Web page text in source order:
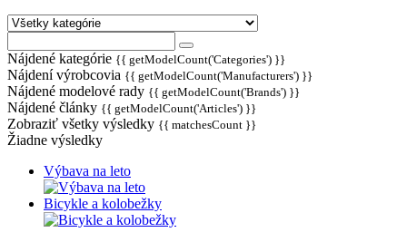
Nájdené kategórie {{ getModelCount('Categories') }}
Nájdení výrobcovia {{ getModelCount('Manufacturers') }}
Nájdené modelové rady {{ getModelCount('Brands') }}
Nájdené články {{ getModelCount('Articles') }}
Zobraziť všetky výsledky {{ matchesCount }}
Žiadne výsledky
Výbava na leto
Bicykle a kolobežky